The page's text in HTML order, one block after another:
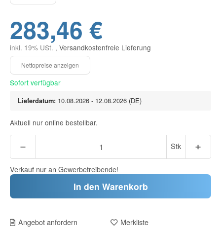
283,46 €
inkl. 19% USt. , Versandkostenfreie Lieferung
Sofort verfügbar
Lieferdatum: 10.08.2026 - 12.08.2026 (DE)
Aktuell nur online bestellbar.
Stk
Verkauf nur an Gewerbetreibende!
In den Warenkorb
Angebot anfordern
Merkliste